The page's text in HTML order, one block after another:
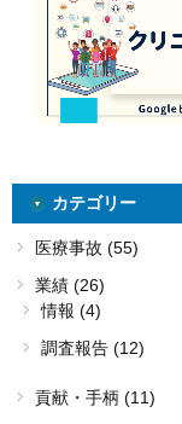
カテゴリー
医療事故 (55)
業績 (26)
情報 (4)
調査報告 (12)
貢献・手柄 (11)